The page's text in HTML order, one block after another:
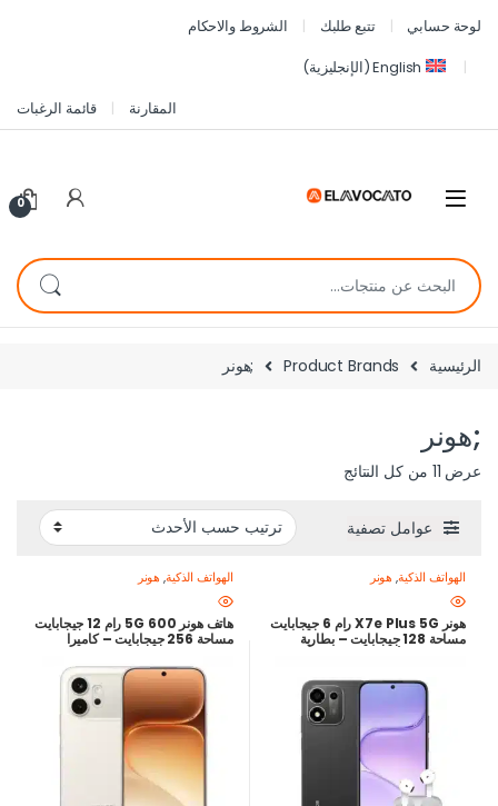
لوحة حسابي تتبع طلبك
الشروط والاحكام
English
(الإنجليزية)
المقارنة
قائمة الرغبات
0
الرئيسية Product Brands ;هونر
;هونر
عرض ⁦11⁩ من كل النتائج
عوامل تصفية
الهواتف الذكية, هونر
هونر X7e Plus 5G رام 6 جيجابايت
مساحة 128 جيجابايت – بطارية
سعر في مصر
الهواتف الذكية, هونر
هاتف هونر 600 5G رام 12 جيجابايت
مساحة 256 جيجابايت – كاميرا